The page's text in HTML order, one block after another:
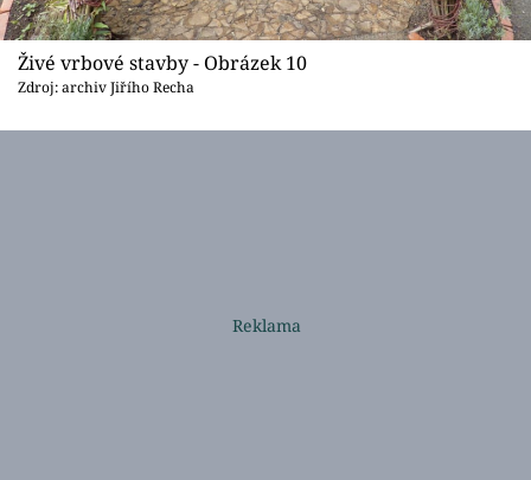
Živé vrbové stavby - Obrázek 10
Zdroj: archiv Jiřího Recha